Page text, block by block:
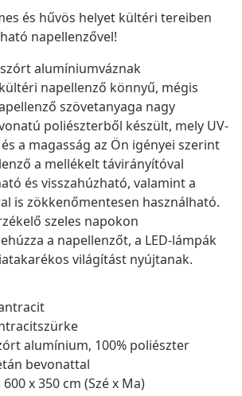
és hűvös helyet kültéri tereiben
napellenzővel!
alumíniumváznak
napellenző könnyű, mégis
szövetanyaga nagy
poliészterből készült, mely UV-
a magasság az Ön igényei szerint
a mellékelt távirányítóval
és visszahúzható, valamint a
is zökkenőmentesen használható.
szeles napokon
a napellenzőt, a LED-lámpák
világítást nyújtanak.
alumínium, 100% poliészter
bevonattal
x 350 cm (Szé x Ma)